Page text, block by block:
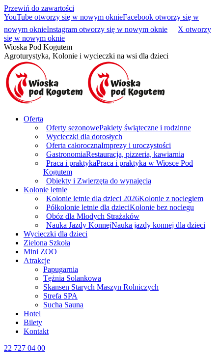
Przewiń do zawartości
YouTube otworzy się w nowym oknieFacebook otworzy się w
nowym oknieInstagram otworzy się w nowym oknie
X otworzy
się w nowym oknie
Wioska Pod Kogutem
Agroturystyka, Kolonie i wycieczki na wsi dla dzieci
Oferta
Oferty sezonowePakiety świąteczne i rodzinne
Wycieczki dla dorosłych
Oferta całorocznaImprezy i uroczystości
GastronomiaRestauracja, pizzeria, kawiarnia
Praca i praktykaPraca i praktyka w Wiosce Pod
Kogutem
Obiekty i Zwierzęta do wynajęcia
Kolonie letnie
Kolonie letnie dla dzieci 2026Kolonie z noclegiem
Półkolonie letnie dla dzieciKolonie bez noclegu
Obóz dla Młodych Strażaków
Nauka Jazdy KonnejNauka jazdy konnej dla dzieci
Wycieczki dla dzieci
Zielona Szkoła
Mini ZOO
Atrakcje
Papugarnia
Tężnia Solankowa
Skansen Starych Maszyn Rolniczych
Strefa SPA
Sucha Sauna
Hotel
Bilety
Kontakt
22 727 04 00